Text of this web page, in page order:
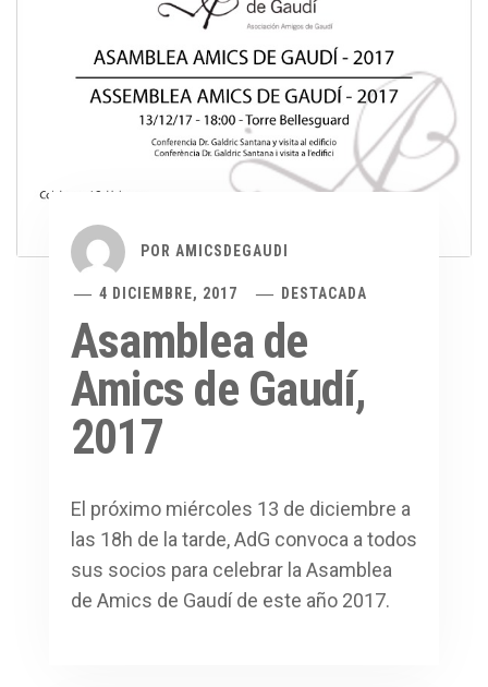
POR AMICSDEGAUDI
4 DICIEMBRE, 2017 DESTACADA
Asamblea de
Amics de Gaudí,
2017
El próximo miércoles 13 de diciembre a
las 18h de la tarde, AdG convoca a todos
sus socios para celebrar la Asamblea
de Amics de Gaudí de este año 2017.